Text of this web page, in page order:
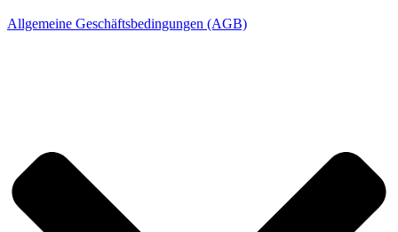
Allgemeine Geschäftsbedingungen (AGB)